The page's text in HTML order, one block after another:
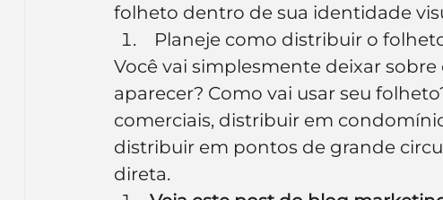
folheto dentro de sua identidade
Planeje como distribuir o
Você vai simplesmente deixar
aparecer? Como vai usar seu
comerciais, distribuir em
distribuir em pontos de grande
direta.